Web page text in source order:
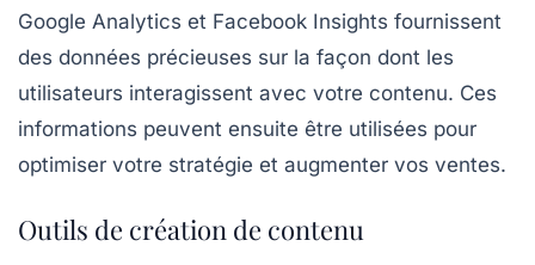
Google Analytics et Facebook Insights fournissent
des données précieuses sur la façon dont les
utilisateurs interagissent avec votre contenu. Ces
informations peuvent ensuite être utilisées pour
optimiser votre stratégie et augmenter vos ventes.
Outils de création de contenu